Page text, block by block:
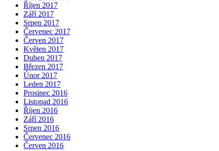
Říjen 2017
Září 2017
Srpen 2017
Červenec 2017
Červen 2017
Květen 2017
Duben 2017
Březen 2017
Únor 2017
Leden 2017
Prosinec 2016
Listopad 2016
Říjen 2016
Září 2016
Srpen 2016
Červenec 2016
Červen 2016